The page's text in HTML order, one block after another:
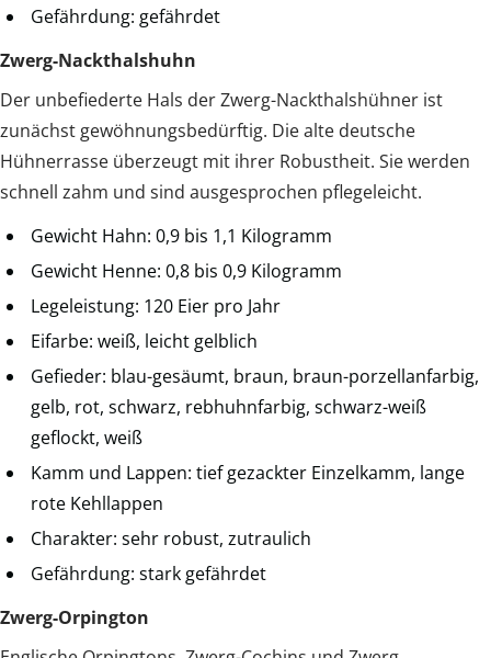
Gefährdung: gefährdet
Zwerg-Nackthalshuhn
Der unbefiederte Hals der Zwerg-Nackthalshühner ist
zunächst gewöhnungsbedürftig. Die alte deutsche
Hühnerrasse überzeugt mit ihrer Robustheit. Sie werden
schnell zahm und sind ausgesprochen pflegeleicht.
Gewicht Hahn: 0,9 bis 1,1 Kilogramm
Gewicht Henne: 0,8 bis 0,9 Kilogramm
Legeleistung: 120 Eier pro Jahr
Eifarbe: weiß, leicht gelblich
Gefieder: blau-gesäumt, braun, braun-porzellanfarbig,
gelb, rot, schwarz, rebhuhnfarbig, schwarz-weiß
geflockt, weiß
Kamm und Lappen: tief gezackter Einzelkamm, lange
rote Kehllappen
Charakter: sehr robust, zutraulich
Gefährdung: stark gefährdet
Zwerg-Orpington